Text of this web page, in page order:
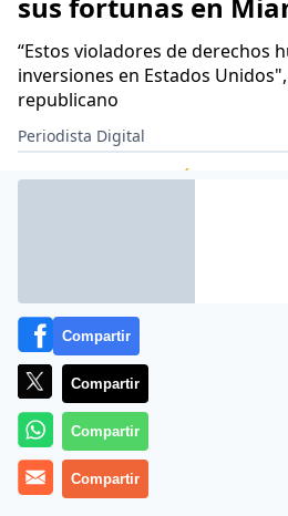
“Estos violadores de derechos
inversiones en Estados
republicano
Periodista Digital
Archivado en: ECONOMÍA
Compartir
Compartir
Compartir
Compartir